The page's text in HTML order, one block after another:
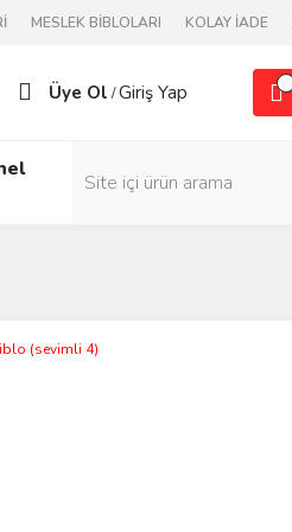
MESLEK BİBLOLARI KOLAY İADE
Üye Ol /Giriş Yap